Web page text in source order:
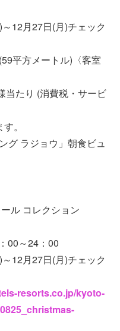
12月27日(月)チェック
平方メートル)〈客室
当たり (消費税・サービ
。
グ ラジョウ」朝食ビュ
ル コレクション
00～24：00
12月27日(月)チェック
resorts.co.jp/kyoto-